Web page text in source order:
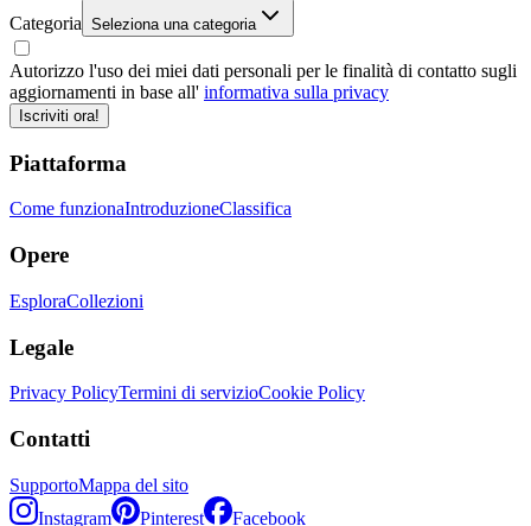
Categoria Seleziona una categoria
Autorizzo l'uso dei miei dati personali per le finalità di contatto sugli
aggiornamenti in base all' informativa sulla privacy
Iscriviti ora!
Piattaforma
Come funzionaIntroduzioneClassifica
Opere
EsploraCollezioni
Legale
Privacy PolicyTermini di servizioCookie Policy
Contatti
SupportoMappa del sito
Instagram
Pinterest Facebook